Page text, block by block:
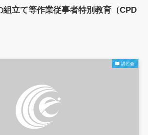
組立て等作業従事者特別教育（CPD
講習会